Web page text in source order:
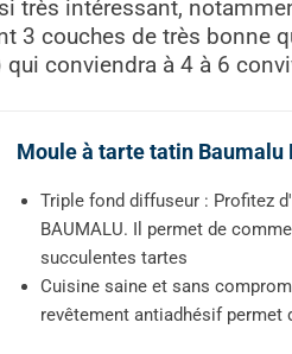
très intéressant,
3 couches de très bonne
conviendra à 4 à 6
Moule à tarte tatin Baumalu
Triple fond diffuseur : Profitez
BAUMALU. Il permet de
succulentes tartes
Cuisine saine et sans
revêtement antiadhésif permet